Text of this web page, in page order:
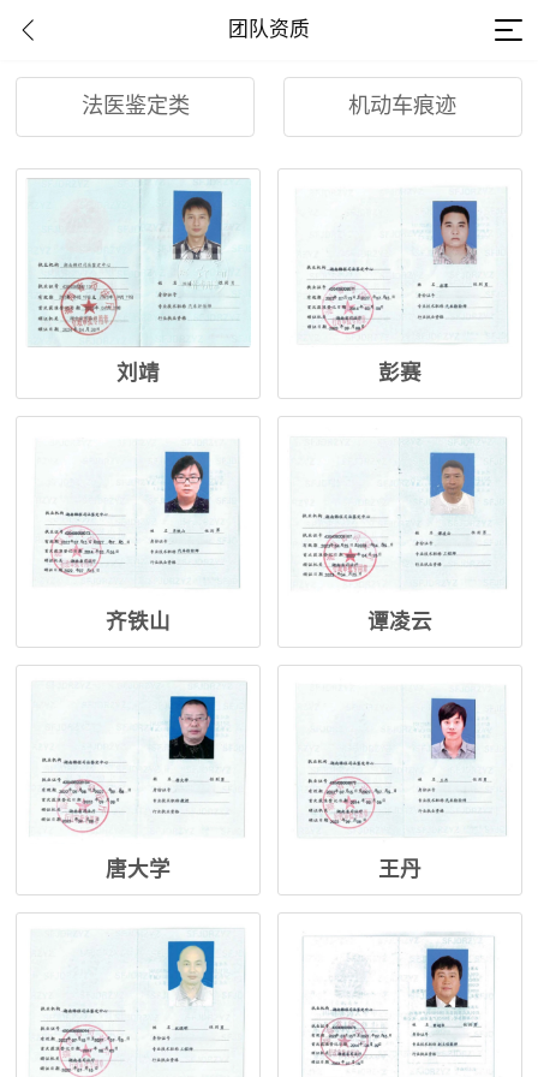
团队资质
法医鉴定类 机动车痕迹
刘靖 彭赛
齐铁山 谭凌云
唐大学 王丹